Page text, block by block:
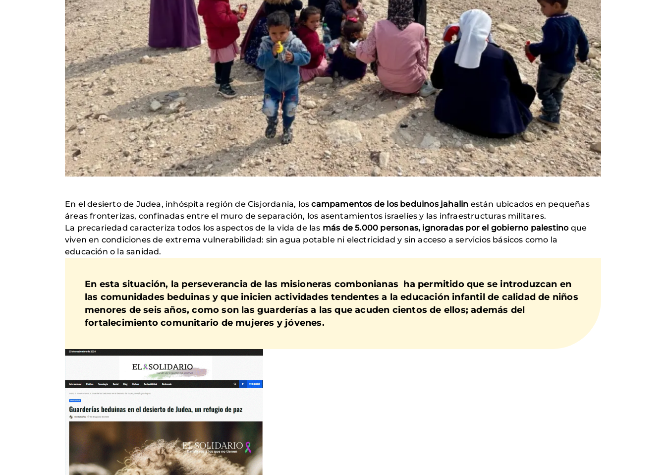
En el desierto de Judea, inhóspita región de Cisjordania, loscampamentos de los beduinos jahalin están ubicados en pequeñas
áreas fronterizas, confinadas entre el muro de separación, los asentamientos israelíes y las infraestructuras militares.
La precariedad caracteriza todos los aspectos de la vida de las más de 5.000 personas, ignoradas por el gobierno palestino que
viven en condiciones de extrema vulnerabilidad: sin agua potable ni electricidad y sin acceso a servicios básicos como la
educación o la sanidad.
En esta situación, la perseverancia de las misioneras combonianas ha permitido que se introduzcan en
las comunidades beduinas y que inicien actividades tendentes a la educación infantil de calidad de niños
menores de seis años, como son las guarderías a las que acuden cientos de ellos; además del
fortalecimiento comunitario de mujeres y jóvenes.